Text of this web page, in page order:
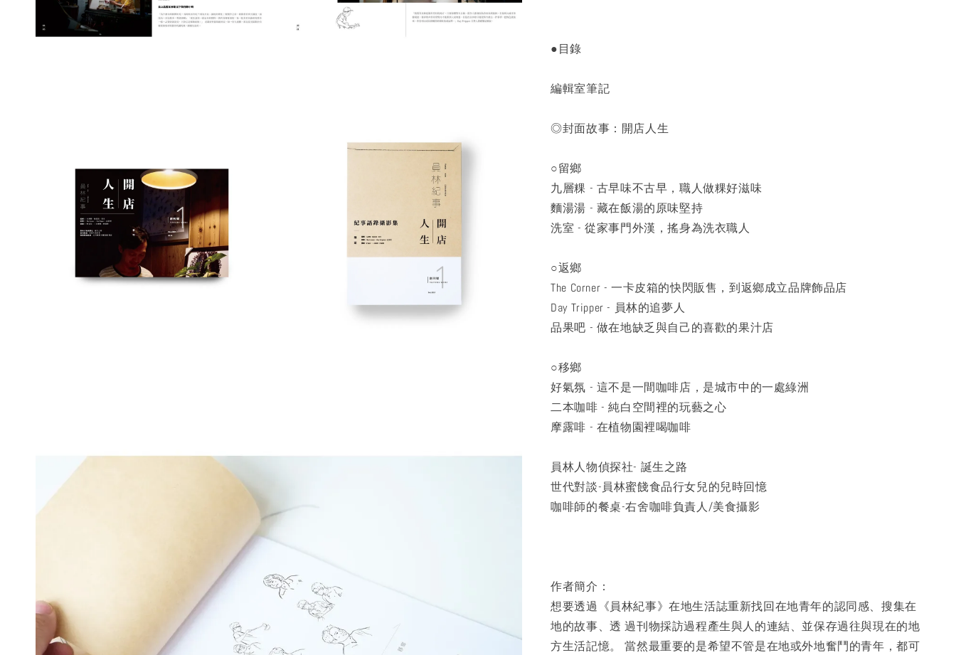
●目錄
編輯室筆記
◎封面故事：開店人生
○留鄉
九層粿 - 古早味不古早，職人做粿好滋味
麵湯湯 - 藏在飯湯的原味堅持
洗室 - 從家事門外漢，搖身為洗衣職人
○返鄉
The Corner - 一卡皮箱的快閃販售，到返鄉成立品牌飾品店
Day Tripper - 員林的追夢人
品果吧 - 做在地缺乏與自己的喜歡的果汁店
○移鄉
好氣氛 - 這不是一間咖啡店，是城市中的一處綠洲
二本咖啡 - 純白空間裡的玩藝之心
摩露啡 - 在植物園裡喝咖啡
員林人物偵探社- 誕生之路
世代對談-員林蜜餞食品行女兒的兒時回憶
咖啡師的餐桌-右舍咖啡負責人/美食攝影
作者簡介：
想要透過《員林紀事》在地生活誌重新找回在地青年的認同感、搜集在
地的故事、透 過刊物採訪過程產生與人的連結、並保存過往與現在的地
方生活記憶。 當然最重要的是希望不管是在地或外地奮鬥的青年，都可